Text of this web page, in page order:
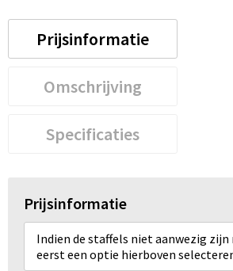
Prijsinformatie
Omschrijving
Specificaties
Prijsinformatie
Indien de staffels niet aanwezig zijn
eerst een optie hierboven